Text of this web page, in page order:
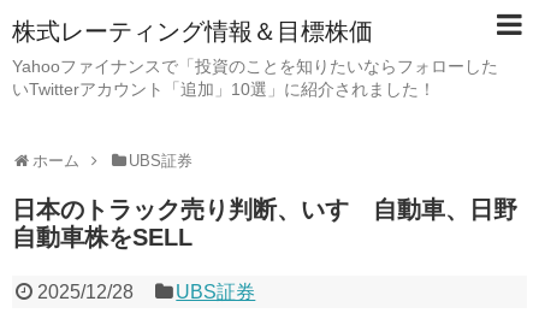
株式レーティング情報＆目標株価
Yahooファイナンスで「投資のことを知りたいならフォローした
いTwitterアカウント「追加」10選」に紹介されました！
ホーム UBS証券
日本のトラック売り判断、いすゞ自動車、日野
自動車株をSELL
2025/12/28 UBS証券